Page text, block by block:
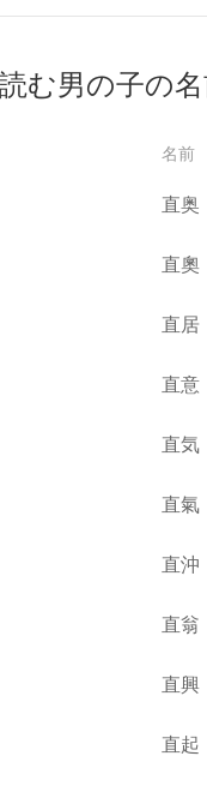
む男の子の
名前
直奥
直奧
直居
直意
直気
直氣
直沖
直翁
直興
直起